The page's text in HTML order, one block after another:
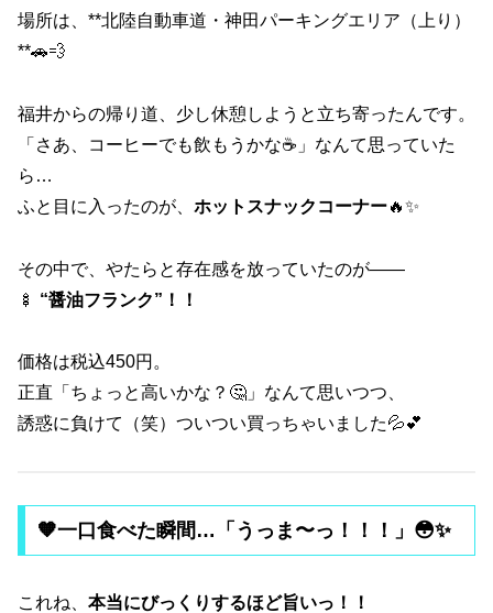
場所は、**北陸自動車道・神田パーキングエリア（上り）
**🚗💨
福井からの帰り道、少し休憩しようと立ち寄ったんです。
「さあ、コーヒーでも飲もうかな☕」なんて思っていた
ら…
ふと目に入ったのが、 ホットスナックコーナー🔥✨
その中で、やたらと存在感を放っていたのが——
🍢 “醤油フランク”！！
価格は税込450円。
正直「ちょっと高いかな？🤔」なんて思いつつ、
誘惑に負けて（笑）ついつい買っちゃいました💦💕
🧡一口食べた瞬間…「うっま〜っ！！！」😳✨
これね、 本当にびっくりするほど旨いっ！！